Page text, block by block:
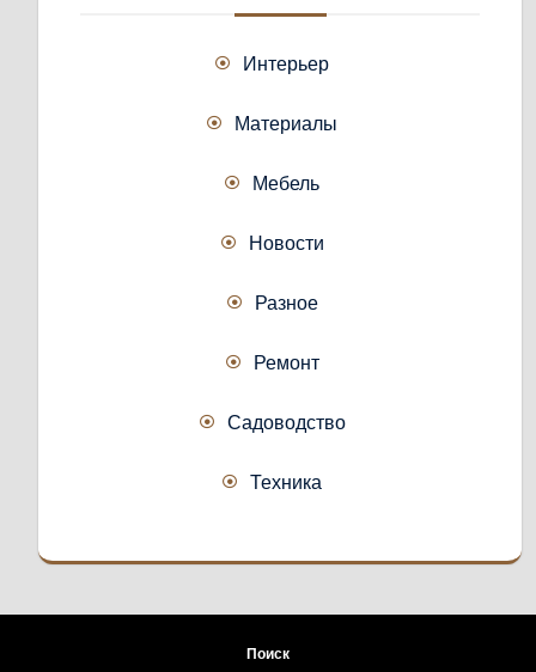
Интерьер
Материалы
Мебель
Новости
Разное
Ремонт
Садоводство
Техника
Поиск